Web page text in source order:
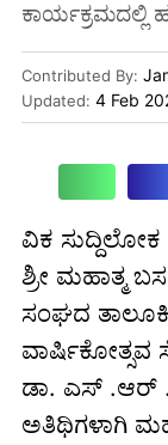
ಕಾರ್ಯಕ್ರಮದಲ್ಲಿ
Contributed By:
Updated: 4 Feb
ವಿಕ ಸುದ್ದಿಲೋಕ
ಶ್ರೀ ಮಹಾತ್ಮ
ಸಂಘದ
ಡಾ. ಎಸ್ .ಆರ್ .
ಅತಿಥಿಗಳಾಗಿ